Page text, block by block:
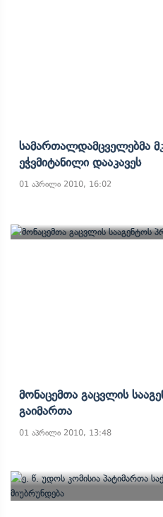
Სამართალდამცველებმა
Ეჭვმიტანილი Დააკავეს
01 აპრილი 2010, 16:02
Მონაცემთა Გაცვლის
Გაიმართა
01 აპრილი 2010, 13:48